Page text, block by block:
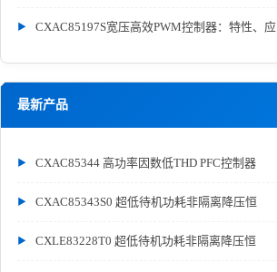
CXAC85197S宽压高效PWM控制器：特性、应
最新产品
CXAC85344 高功率因数低THD PFC控制器
CXAC85343S0 超低待机功耗非隔离降压恒
CXLE83228T0 超低待机功耗非隔离降压恒